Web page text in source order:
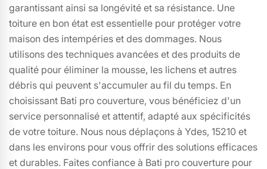
garantissant ainsi sa longévité et sa résistance. Une
toiture en bon état est essentielle pour protéger votre
maison des intempéries et des dommages. Nous
utilisons des techniques avancées et des produits de
qualité pour éliminer la mousse, les lichens et autres
débris qui peuvent s'accumuler au fil du temps. En
choisissant Bati pro couverture, vous bénéficiez d'un
service personnalisé et attentif, adapté aux spécificités
de votre toiture. Nous nous déplaçons à Ydes, 15210 et
dans les environs pour vous offrir des solutions efficaces
et durables. Faites confiance à Bati pro couverture pour